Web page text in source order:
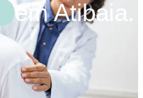
em Atibaia.